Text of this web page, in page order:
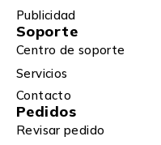
Publicidad
Soporte
Centro de soporte
Servicios
Contacto
Pedidos
Revisar pedido